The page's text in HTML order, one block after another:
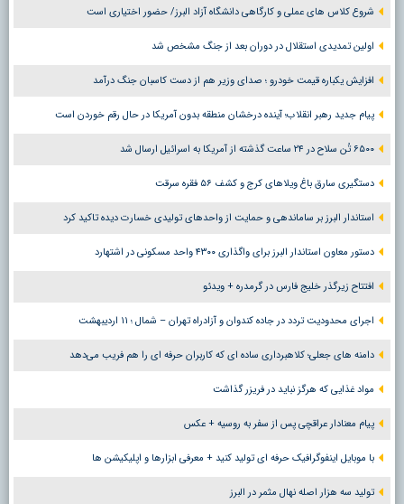
شروع کلاس های عملی و کارگاهی دانشگاه آزاد البرز/ حضور اختیاری است
اولین تمدیدی استقلال در دوران بعد از جنگ مشخص شد
افزایش یکباره قیمت خودرو ؛ صدای وزیر هم از دست کاسبان جنگ درآمد
پیام جدید رهبر انقلاب؛ آینده درخشان منطقه بدون آمریکا در حال رقم خوردن است
۶۵۰۰ تُن سلاح در ۲۴ ساعت گذشته از آمریکا به اسرائیل ارسال شد
دستگیری سارق باغ ویلاهای کرج و کشف ۵۶ فقره سرقت
استاندار البرز بر ساماندهی و حمایت از واحدهای تولیدی خسارت دیده تاکید کرد
دستور معاون استاندار البرز برای واگذاری ۴۳۰۰ واحد مسکونی در اشتهارد
افتتاح زیرگذر خلیج فارس در گرمدره + ویدئو
اجرای محدودیت تردد در جاده کندوان و آزادراه تهران – شمال ؛ ١١ اردیبهشت
دامنه های جعلی؛ کلاهبرداری ساده ای که کاربران حرفه ای را هم فریب می‌دهد
مواد غذایی که هرگز نباید در فریزر گذاشت
پیام معنادار عراقچی پس از سفر به روسیه + عکس
با موبایل اینفوگرافیک حرفه ای تولید کنید + معرفی ابزارها و اپلیکیشن ها
تولید سه هزار اصله نهال مثمر در البرز